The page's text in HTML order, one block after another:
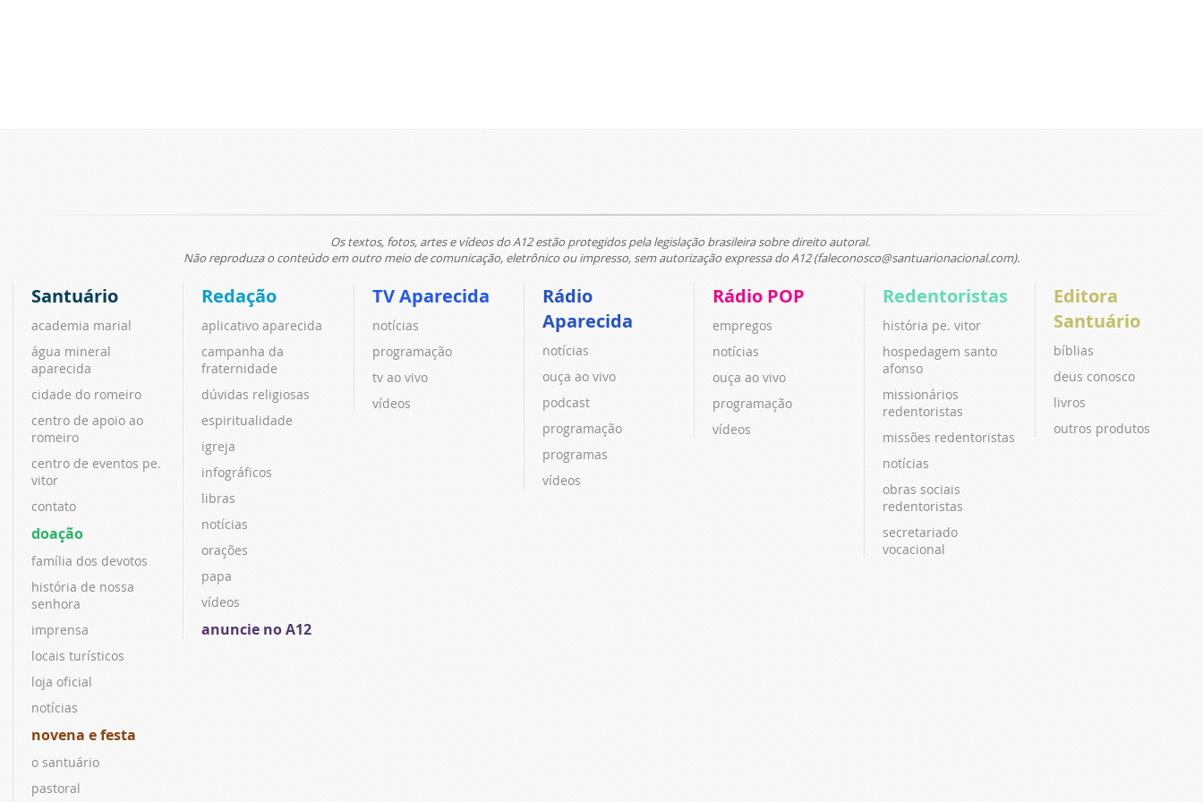
Os textos, fotos, artes e vídeos do A12 estão protegidos pela legislação brasileira sobre direito autoral.
Não reproduza o conteúdo em outro meio de comunicação, eletrônico ou impresso, sem autorização expressa do A12 (faleconosco@santuarionacional.com).
Santuário
academia marial
água mineral
aparecida
cidade do romeiro
centro de apoio ao
romeiro
centro de eventos pe.
vitor
contato
doação
família dos devotos
história de nossa
senhora
imprensa
locais turísticos
loja oficial
notícias
novena e festa
o santuário
pastoral
Redação
aplicativo aparecida
campanha da
fraternidade
dúvidas religiosas
espiritualidade
igreja
infográficos
libras
notícias
orações
papa
vídeos
anuncie no A12
TV Aparecida
notícias
programação
tv ao vivo
vídeos
Rádio
Aparecida
notícias
ouça ao vivo
podcast
programação
programas
vídeos
Rádio POP
empregos
notícias
ouça ao vivo
programação
vídeos
Redentoristas
história pe. vitor
hospedagem santo
afonso
missionários
redentoristas
missões redentoristas
notícias
obras sociais
redentoristas
secretariado
vocacional
Editora
Santuário
bíblias
deus conosco
livros
outros produtos